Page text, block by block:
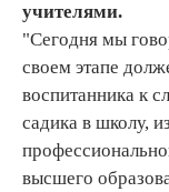
учителями.
"Сегодня мы
своем этапе
воспитанника к
садика в школу,
высшего